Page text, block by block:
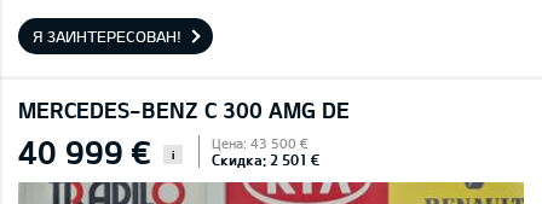
Я ЗАИНТЕРЕСОВАН!
MERCEDES-BENZ C 300 AMG DE
40 999 € i
Цена: 43 500 €
Скидка: 2 501 €